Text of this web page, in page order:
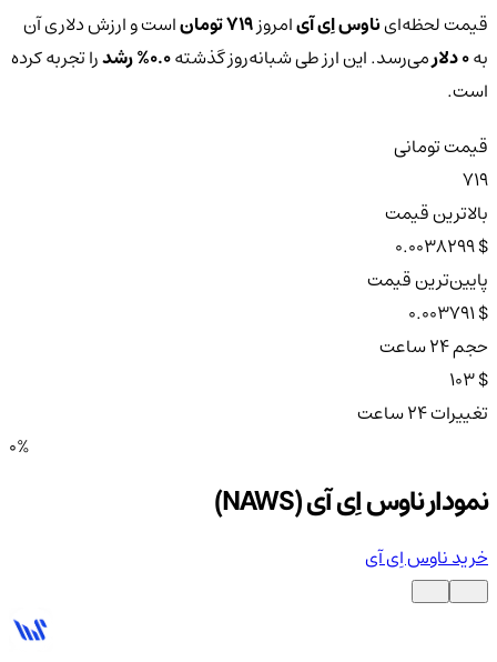
قیمت لحظه‌ایناوس اِی آیامروز719 تومان
است و ارزش دلاری آن
به0 دلار می‌رسد. این ارز طی شبانه‌روز گذشته0.0% رشدرا تجربه کرده
است.
قیمت تومانی
719
بالاترین قیمت
$ 0.0038299
پایین‌ترین قیمت
$ 0.003791
حجم ۲۴ ساعت
$ 103
تغییرات ۲۴ ساعت
0%
نمودار ناوس اِی آی (NAWS)
خرید ناوس اِی آی